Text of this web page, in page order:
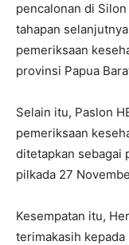
pencalonan di
tahapan
pemeriksaan
provinsi Papua
Selain itu, Paslon
pemeriksaan
ditetapkan sebagai
pilkada 27
Kesempatan itu,
terimakasih kepada